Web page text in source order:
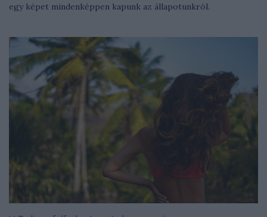
egy képet mindenképpen kapunk az állapotunkról.